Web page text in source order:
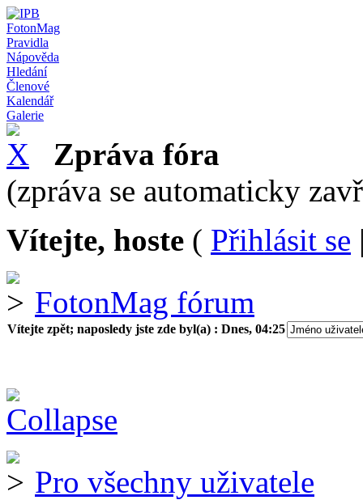
FotonMag
Pravidla
Nápověda
Hledání
Členové
Kalendář
Galerie
Zpráva fóra
(zpráva se automaticky
Vítejte, hoste ( Přihlásit se
FotonMag fórum
Vítejte zpět; naposledy jste zde byl(a) : Dnes, 04:25
Pro všechny uživatele